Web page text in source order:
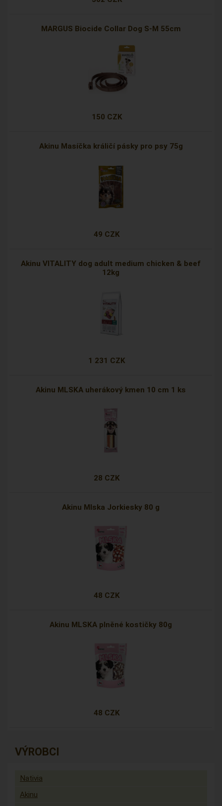
MARGUS Biocide Collar Dog S-M 55cm
150 CZK
Akinu Masíčka králičí pásky pro psy 75g
49 CZK
Akinu VITALITY dog adult medium chicken & beef
12kg
1 231 CZK
Akinu MLSKA uherákový kmen 10 cm 1 ks
28 CZK
Akinu Mlska Jorkiesky 80 g
48 CZK
Akinu MLSKA plněné kostičky 80g
48 CZK
VÝROBCI
Nativia
Akinu